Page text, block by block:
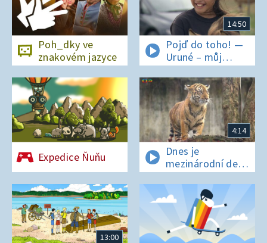
Poh_dky ve
znakovém jazyce
14:50
Pojď do toho! —
Uruné – můj
horský koník
Expedice Ňuňu
4:14
Dnes je
mezinárodní den
t_grů
13:00